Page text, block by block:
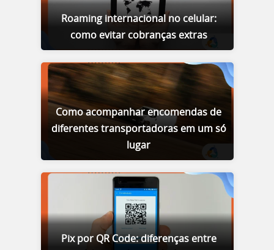
Roaming internacional no celular:
como evitar cobranças extras
Como acompanhar encomendas de
diferentes transportadoras em um só
lugar
Pix por QR Code: diferenças entre